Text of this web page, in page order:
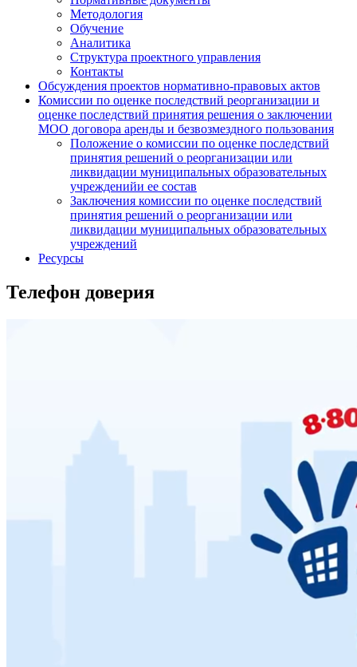
Методология
Обучение
Аналитика
Структура проектного управления
Контакты
Обсуждения проектов нормативно-правовых актов
Комиссии по оценке последствий реорганизации и
оценке последствий принятия решения о заключении
МОО договора аренды и безвозмездного пользования
Положение о комиссии по оценке последствий
принятия решений о реорганизации или
ликвидации муниципальных образовательных
учрежденийи ее состав
Заключения комиссии по оценке последствий
принятия решений о реорганизации или
ликвидации муниципальных образовательных
учреждений
Ресурсы
Телефон доверия